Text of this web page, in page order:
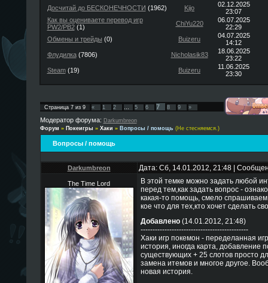
Досчитай до БЕСКОНЕЧНОСТИ (1962) Kijo
02.12.2025
23:07
Как вы оцениваете перевод игр
PW2/PB2(1) ChiYu220
06.07.2025
22:29
Обмены и трейды (0) Buizeru
04.07.2025
14:12
Флудилка(7806) Nicholasik83
18.06.2025
23:22
Steam(19) Buizeru
11.06.2025
23:30
Страница 7из 9 « 1 2 … 5 6 7 8 9 »
Модератор форума: Darkumbreon
Форум » Покеигры » Хаки » Вопросы / помощь (Не стесняемся.)
Вопросы / помощь
Darkumbreon Дата: Сб, 14.01.2012, 21:48 |
The Time Lord
В этой темке можно задать любой
перед тем,как задать вопрос -
какая-то помощь, смело
кое что для тех,кто хочет сделать
Добавлено(14.01.2012, 21:48)
---------------------------------------------
Хаки игр покемон - переделанная
история, иногда карта, добавление
существующих + 25 слотов просто
замена итемов и многое другое.
новая история.